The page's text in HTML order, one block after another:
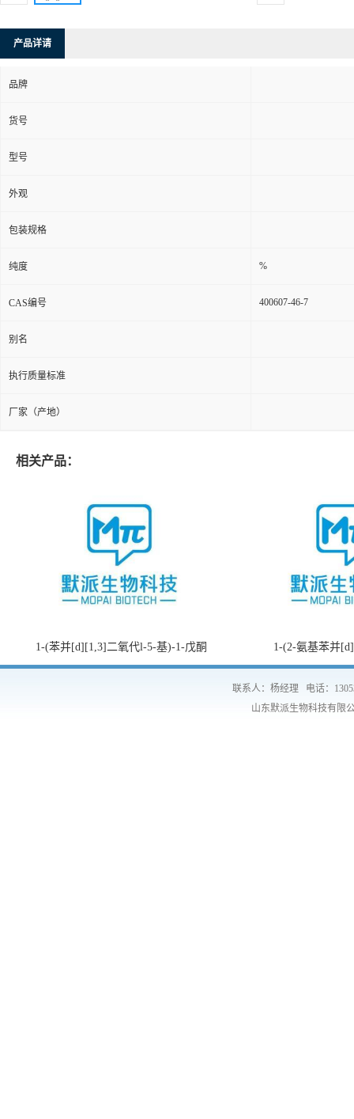
产品详请
品牌
货号
型号
外观
包装规格
纯度 %
CAS编号 400607-46-7
别名
执行质量标准
厂家（产地）
相关产品：
1-(苯并[d][1,3]二氧代l-5-基)-1-戊酮 1-(2-氨基苯并
联系人：杨经理 电话：
山东默派生物科技有限